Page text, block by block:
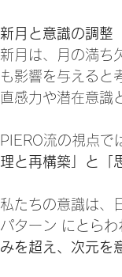
新月と意識の調整
新月は、月の満ち
も影響を与えると
直感力や潜在意識
PIERO流の視点で
理と再構築」と「
私たちの意識は、
パターン にとらわ
みを超え、次元を